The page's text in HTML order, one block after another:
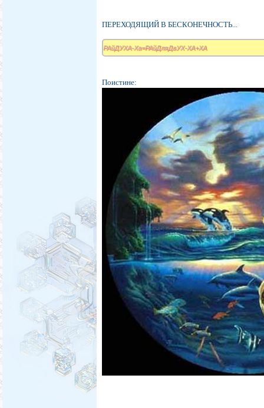
ПЕРЕХОДЯЩИЙ В БЕСКОНЕЧНОСТЬ...
РАйДУХА-Ха=РАйДляДвУХ-ХА+ХА
Поистине: